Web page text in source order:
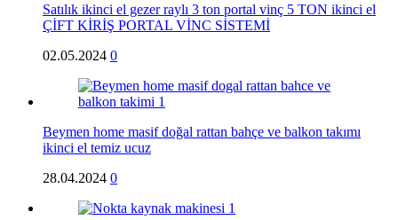
Satılık ikinci el gezer raylı 3 ton portal vinç 5 TON ikinci el
ÇİFT KİRİŞ PORTAL VİNC SİSTEMİ
02.05.2024 0
Beymen home masif doğal rattan bahçe ve balkon takımı
ikinci el temiz ucuz
28.04.2024 0